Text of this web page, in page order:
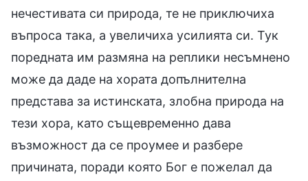
нечестивата си природа, те не приключиха
въпроса така, а увеличиха усилията си. Тук
поредната им размяна на реплики несъмнено
може да даде на хората допълнителна
представа за истинската, злобна природа на
тези хора, като същевременно дава
възможност да се проумее и разбере
причината, поради която Бог е пожелал да